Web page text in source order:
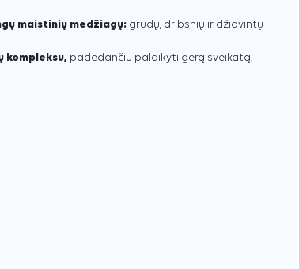
maistinių medžiagų: grūdų, dribsnių ir džiovintų
kompleksu, padedančiu palaikyti gerą sveikatą.